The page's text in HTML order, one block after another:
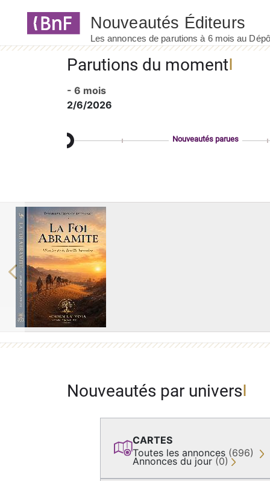
Parutions du moment
- 6 mois
2/6/2026
Nouveautés parues
Previous
Nouveautés par univers
CARTES
Toutes les annonces (696)
Annonces du jour (0)